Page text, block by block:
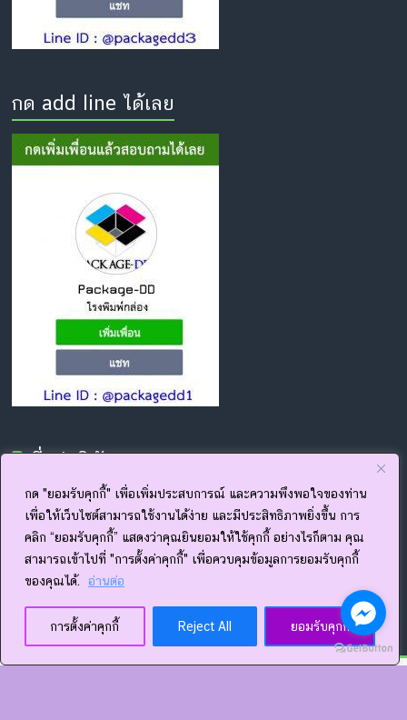
กด "ยอมรับคุกกี้" เพื่อเพิ่มประสบการณ์ และความพึงพอใจของท่าน
เพื่อให้เว็บไซต์สามารถใช้งานได้ง่าย และมีประสิทธิภาพยิ่งขึ้น การ
คลิก “ยอมรับคุกกี้” แสดงว่าคุณยินยอมให้ใช้คุกกี้ อย่างไรก็ตาม คุณ
สามารถเข้าไปที่ "การตั้งค่าคุกกี้" เพื่อควบคุมข้อมูลการยอมรับคุกกี้
ของคุณได้.
อ่านต่อ
การตั้งค่าคุกกี้ Reject All ยอมรับคุกกี้
กด add line ได้เลย
ที่อยู่บริษัท
19/21 ม.5 ต.อ่างศิลา อ.เมือง จ.ชลบุรี 20000
โทร.033 091 811
เวลาทำการ 8.00-17.00 น. จันทร์ - เสาร์ (หยุดวันอาทิตย์)
www.package-dd.com
www.facebook.com/thepackagedd